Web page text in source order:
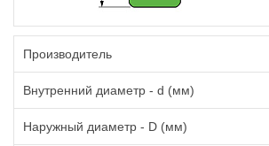
Производитель
Внутренний диаметр - d (мм)
Наружный диаметр - D (мм)